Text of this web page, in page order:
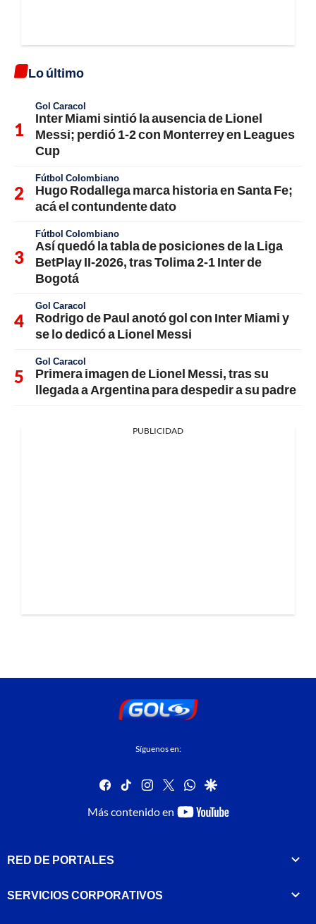
Lo último
Gol Caracol
Inter Miami sintió la ausencia de Lionel
Messi; perdió 1-2 con Monterrey en Leagues
Cup
Fútbol Colombiano
Hugo Rodallega marca historia en Santa Fe;
acá el contundente dato
Fútbol Colombiano
Así quedó la tabla de posiciones de la Liga
BetPlay II-2026, tras Tolima 2-1 Inter de
Bogotá
Gol Caracol
Rodrigo de Paul anotó gol con Inter Miami y
se lo dedicó a Lionel Messi
Gol Caracol
Primera imagen de Lionel Messi, tras su
llegada a Argentina para despedir a su padre
PUBLICIDAD
Síguenos en:
facebook
tiktok instagram
twitterwhatsapp
google
Más contenido en
youtube-
RED DE PORTALES
SERVICIOS CORPORATIVOS